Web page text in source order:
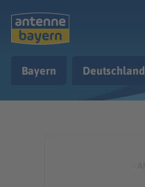
Bayern Deutschland